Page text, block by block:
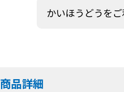
かいほうどうを
商品詳細